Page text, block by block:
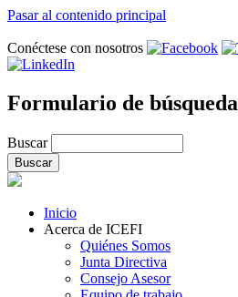
Pasar al contenido principal
Conéctese con nosotros
Formulario de búsqueda
Buscar
Inicio
Acerca de ICEFI
Quiénes Somos
Junta Directiva
Consejo Asesor